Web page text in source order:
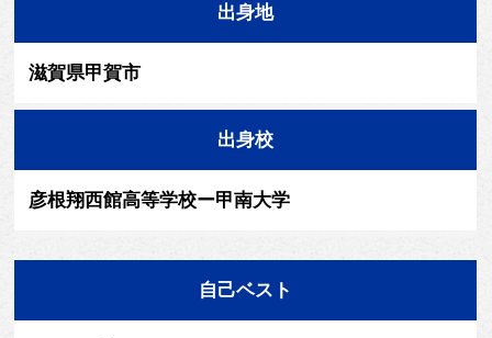
出身地
滋賀県甲賀市
出身校
彦根翔西館高等学校ー甲南大学
自己ベスト